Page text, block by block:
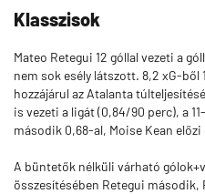
Klasszisok
Mateo Retegui 12 góllal vezeti a
nem sok esély látszott. 8,2 xG-ből
hozzájárul az Atalanta
is vezeti a ligát (0,84/90 perc), a
második 0,68-al, Moise Kean előzi
A büntetők nélküli várható
összesítésében Retegui második,